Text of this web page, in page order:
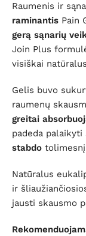
Raumenis ir
raminantis Pain
gerą sąnarių
Join Plus
visiškai
Gelis buvo
raumenų
greitai
padeda
stabdo
Natūralus
ir
jausti skausmo